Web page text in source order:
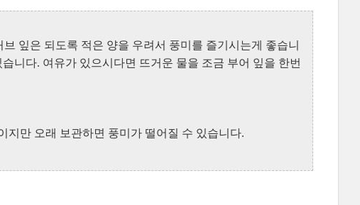
잎은 되도록 적은 양을 우려서 풍미를 즐기시는게 좋습니
니다. 여유가 있으시다면 뜨거운 물을 조금 부어 잎을 한번
지만 오래 보관하면 풍미가 떨어질 수 있습니다.